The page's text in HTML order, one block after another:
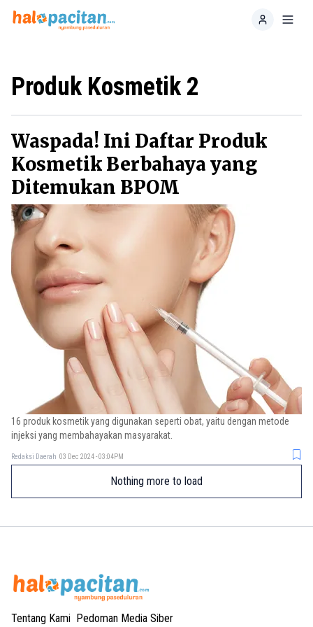
Home
Produk Kosmetik 2
Waspada! Ini Daftar Produk
Kosmetik Berbahaya yang
Ditemukan BPOM
16 produk kosmetik yang digunakan seperti obat, yaitu dengan metode
injeksi yang membahayakan masyarakat.
Redaksi Daerah 03 Dec 2024 - 03:04PM
Nothing more to load
Tentang Kami Pedoman Media Siber